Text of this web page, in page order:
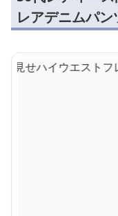
レアデニムパン